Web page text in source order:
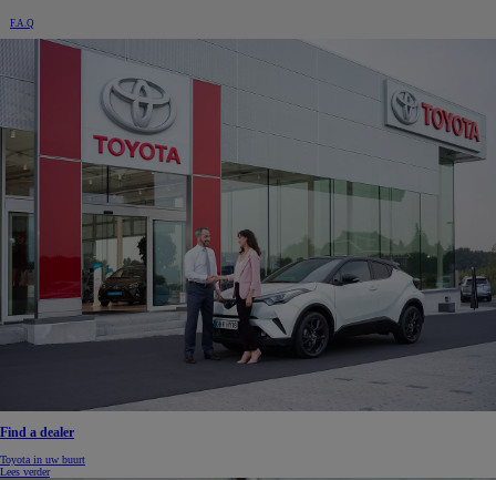
F.A.Q
Find a dealer
Toyota in uw buurt
Lees verder